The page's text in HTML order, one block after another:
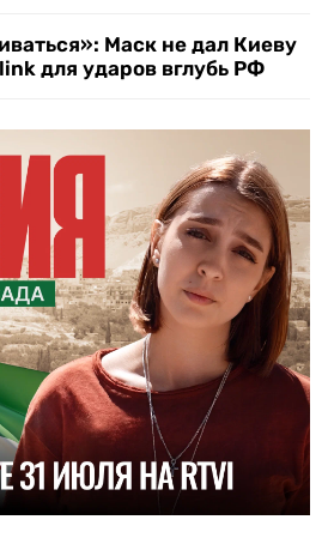
Маск не дал Киеву
для ударов вглубь РФ